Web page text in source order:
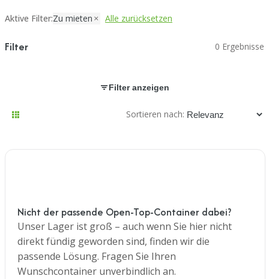
Aktive Filter:Zu mieten Alle zurücksetzen
Filter 0 Ergebnisse
Filter anzeigen
Sortieren nach:
Nicht der passende Open-Top-Container dabei?
Unser Lager ist groß – auch wenn Sie hier nicht
direkt fündig geworden sind, finden wir die
passende Lösung. Fragen Sie Ihren
Wunschcontainer unverbindlich an.